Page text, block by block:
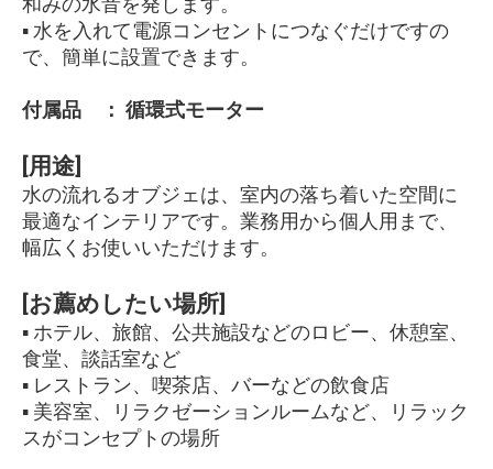
和みの水音を発します。
▪ 水を入れて電源コンセントにつなぐだけですの
で、簡単に設置できます。
付属品 ： 循環式モーター
[用途]
水の流れるオブジェは、室内の落ち着いた空間に
最適なインテリアです。業務用から個人用まで、
幅広くお使いいただけます。
[お薦めしたい場所]
▪ ホテル、旅館、公共施設などのロビー、休憩室、
食堂、談話室など
▪ レストラン、喫茶店、バーなどの飲食店
▪ 美容室、リラクゼーションルームなど、リラック
スがコンセプトの場所